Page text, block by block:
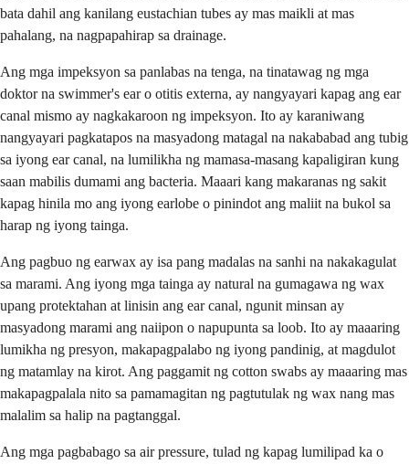
bata dahil ang kanilang eustachian tubes ay mas maikli at mas
pahalang, na nagpapahirap sa drainage.
Ang mga impeksyon sa panlabas na tenga, na tinatawag ng mga
doktor na swimmer's ear o otitis externa, ay nangyayari kapag ang ear
canal mismo ay nagkakaroon ng impeksyon. Ito ay karaniwang
nangyayari pagkatapos na masyadong matagal na nakababad ang tubig
sa iyong ear canal, na lumilikha ng mamasa-masang kapaligiran kung
saan mabilis dumami ang bacteria. Maaari kang makaranas ng sakit
kapag hinila mo ang iyong earlobe o pinindot ang maliit na bukol sa
harap ng iyong tainga.
Ang pagbuo ng earwax ay isa pang madalas na sanhi na nakakagulat
sa marami. Ang iyong mga tainga ay natural na gumagawa ng wax
upang protektahan at linisin ang ear canal, ngunit minsan ay
masyadong marami ang naiipon o napupunta sa loob. Ito ay maaaring
lumikha ng presyon, makapagpalabo ng iyong pandinig, at magdulot
ng matamlay na kirot. Ang paggamit ng cotton swabs ay maaaring mas
makapagpalala nito sa pamamagitan ng pagtutulak ng wax nang mas
malalim sa halip na pagtanggal.
Ang mga pagbabago sa air pressure, tulad ng kapag lumilipad ka o